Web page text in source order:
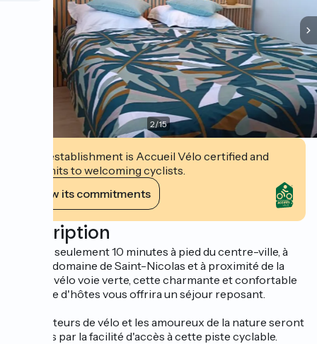
2/15
This establishment is Accueil Vélo certified and
commits to welcoming cyclists.
View its commitments
Description
Située à seulement 10 minutes à pied du centre-ville, à
côté du domaine de Saint-Nicolas et à proximité de la
célèbre vélo voie verte, cette charmante et confortable
chambre d'hôtes vous offrira un séjour reposant.
Les amateurs de vélo et les amoureux de la nature seront
comblés par la facilité d'accès à cette piste cyclable.